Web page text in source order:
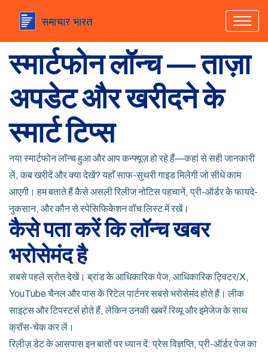
स्मार्टफोन लॉन्च — ताज़ा
अपडेट और खरीदने के
स्मार्ट टिप्स
नया स्मार्टफोन लॉन्च हुआ और आप कन्फ्यूज़ हो रहे हैं—कहां से सही जानकारी
लें, कब खरीदें और क्या देखें? यहाँ साफ-सुथरी गाइड मिलेगी जो सीधे काम
आएगी। हम बताते हैं कैसे असली रिलीज नोटिस पहचानें, प्री-ऑर्डर के फायदे-
नुकसान, और कौन से स्पेसिफिकेशन वॉच लिस्ट में रखें।
कैसे पता करें कि लॉन्च खबर
भरोसेमंद है
सबसे पहले स्रोत देखें। ब्रांड के आधिकारिक पेज, आधिकारिक ट्विटर/X,
YouTube चैनल और पास के रिटेल पार्टनर सबसे भरोसेमंद होते हैं। लीक
साइट्स और टिपस्टर्स होते हैं, लेकिन उनकी खबरें रिव्यू और इमेजेज के साथ
क्रॉस-चेक कर लें।
रिलीज़ डेट के आसपास इन बातों पर ध्यान दें: प्रेस विज्ञप्ति, प्री-ऑर्डर पेज का